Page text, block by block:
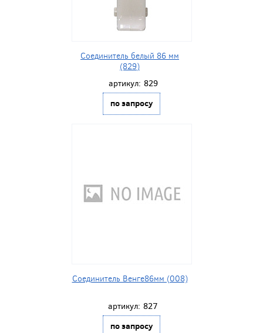
Соединитель белый 86 мм
(829)
артикул: 829
по запросу
Соединитель Венге86мм (008)
артикул: 827
по запросу